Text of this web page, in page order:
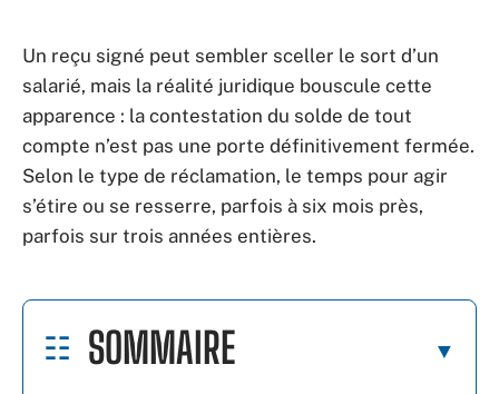
Un reçu signé peut sembler sceller le sort d’un
salarié, mais la réalité juridique bouscule cette
apparence : la contestation du solde de tout
compte n’est pas une porte définitivement fermée.
Selon le type de réclamation, le temps pour agir
s’étire ou se resserre, parfois à six mois près,
parfois sur trois années entières.
SOMMAIRE